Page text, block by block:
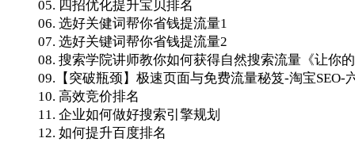
05. 四招优化提升宝贝排名
06. 选好关健词帮你省钱提流量1
07. 选好关键词帮你省钱提流量2
08. 搜索学院讲师教你如何获得自然搜索流量《让你
09.【突破瓶颈】极速页面与免费流量秘笈-淘宝SEO-
10. 高效竞价排名
11. 企业如何做好搜索引擎规划
12. 如何提升百度排名